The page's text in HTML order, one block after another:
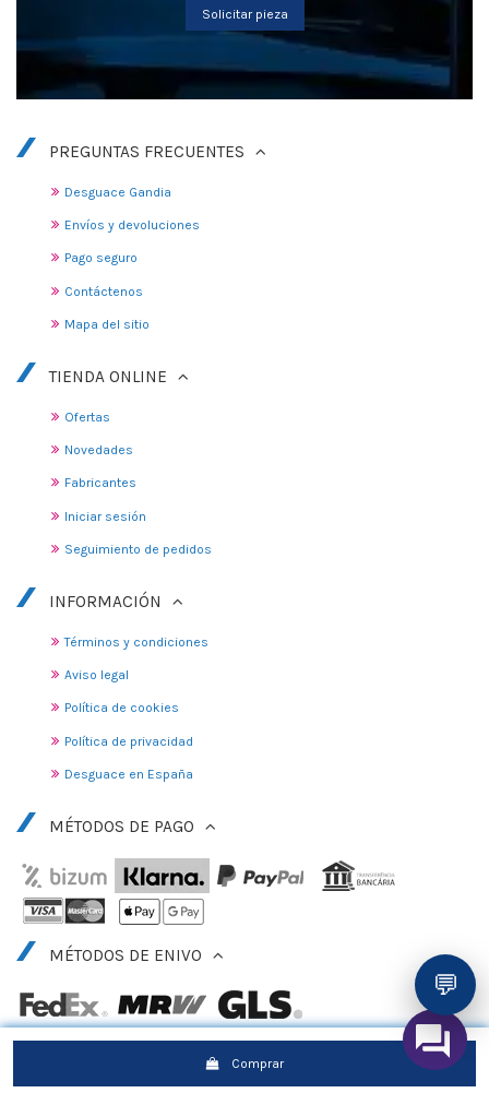
Comprar
Solicitar pieza
PREGUNTAS FRECUENTES
Desguace Gandia
Envíos y devoluciones
Pago seguro
Contáctenos
Mapa del sitio
TIENDA ONLINE
Ofertas
Novedades
Fabricantes
Iniciar sesión
Seguimiento de pedidos
INFORMACIÓN
Términos y condiciones
Aviso legal
Política de cookies
Política de privacidad
Desguace en España
MÉTODOS DE PAGO
MÉTODOS DE ENIVO
💬
© 2010 - 2025 DESGUACE GANDIA, S.L.